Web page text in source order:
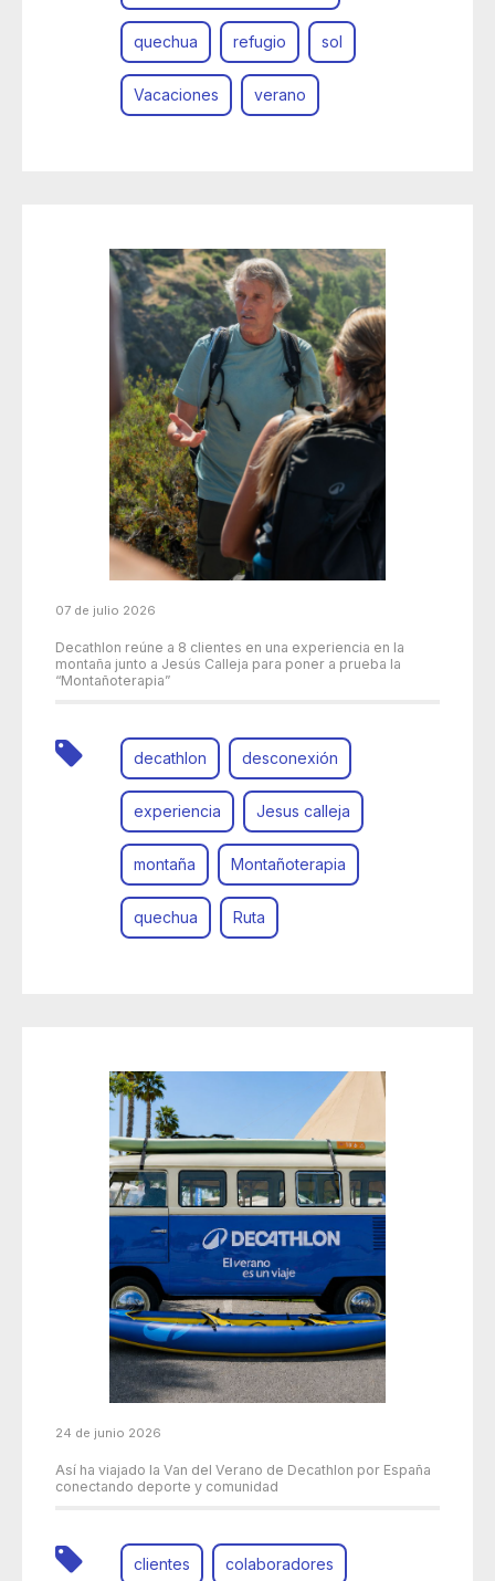
quechua refugio sol
Vacaciones verano
07 de julio 2026
Decathlon reúne a 8 clientes en una experiencia en la
montaña junto a Jesús Calleja para poner a prueba la
“Montañoterapia”
decathlon desconexión
experiencia Jesus calleja
montaña Montañoterapia
quechua Ruta
24 de junio 2026
Así ha viajado la Van del Verano de Decathlon por España
conectando deporte y comunidad
clientes colaboradores